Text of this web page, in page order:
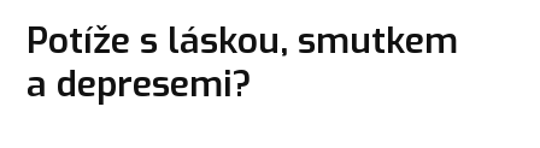
Potíže s láskou, smutkem
a depresemi?